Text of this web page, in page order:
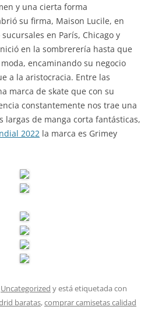
y una cierta forma
su firma, Maison Lucile, en
en París, Chicago y
en la sombrerería hasta que
encaminando su negocio
a la aristocracia. Entre las
marca de skate que con su
constantemente nos trae una
largas de manga corta fantásticas,
2022 la marca es Grimey
Uncategorized y está etiquetada con
baratas,comprar camisetas calidad